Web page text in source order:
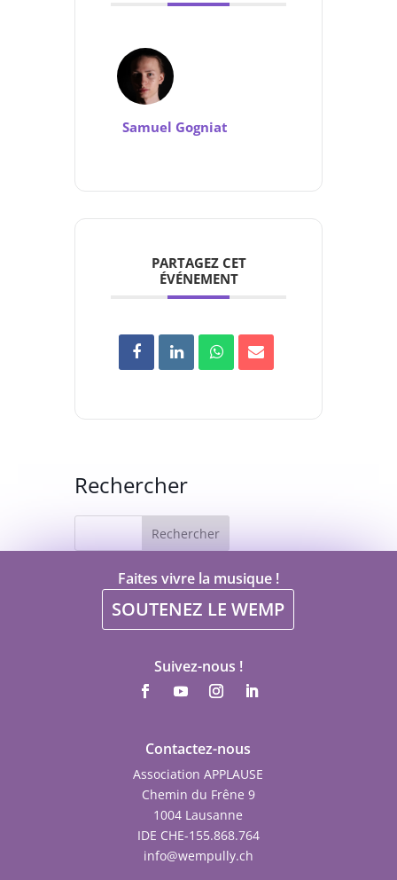
Samuel Gogniat
PARTAGEZ CET
ÉVÉNEMENT
Rechercher
Faites vivre la musique !
SOUTENEZ LE WEMP
Suivez-nous !
Contactez-nous
Association APPLAUSE
Chemin du Frêne 9
1004 Lausanne
IDE CHE-155.868.764
info@wempully.ch